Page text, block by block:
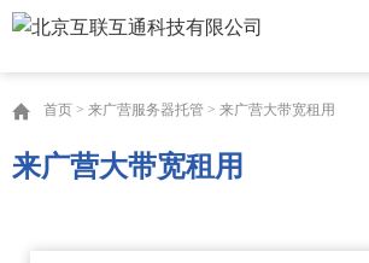
首页 > 来广营服务器托管 > 来广营大带宽租用
来广营大带宽租用